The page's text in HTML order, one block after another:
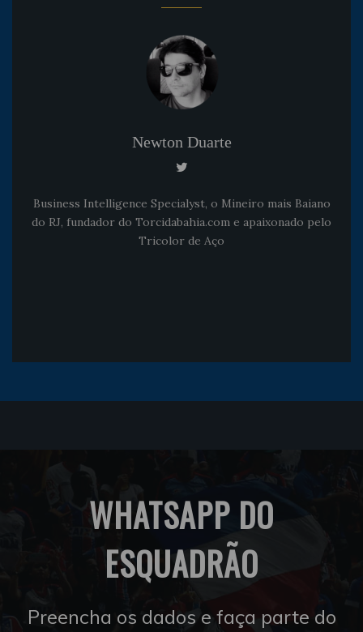
Newton Duarte
Business Intelligence Specialyst, o Mineiro mais Baiano
do RJ, fundador do Torcidabahia.com e apaixonado pelo
Tricolor de Aço
WHATSAPP DO
ESQUADRÃO
Preencha os dados e faça parte do